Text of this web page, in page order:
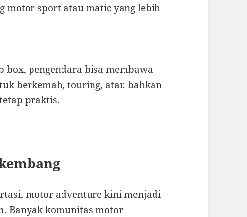
motor sport atau matic yang lebih
box, pengendara bisa membawa
berkemah, touring, atau bahkan
praktis.
motor adventure kini menjadi
. Banyak komunitas motor